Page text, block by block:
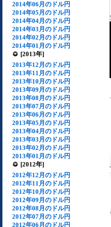
2014年06月のドル円
2014年05月のドル円
2014年04月のドル円
2014年03月のドル円
2014年02月のドル円
2014年01月のドル円
[2013年]
2013年12月のドル円
2013年11月のドル円
2013年10月のドル円
2013年09月のドル円
2013年08月のドル円
2013年07月のドル円
2013年06月のドル円
2013年05月のドル円
2013年04月のドル円
2013年03月のドル円
2013年02月のドル円
2013年01月のドル円
[2012年]
2012年12月のドル円
2012年11月のドル円
2012年10月のドル円
2012年09月のドル円
2012年08月のドル円
2012年07月のドル円
2012年06月のドル円